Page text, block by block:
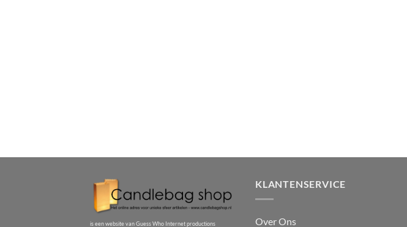
is een website van Guess Who Internet productions
KLANTENSERVICE
Over Ons